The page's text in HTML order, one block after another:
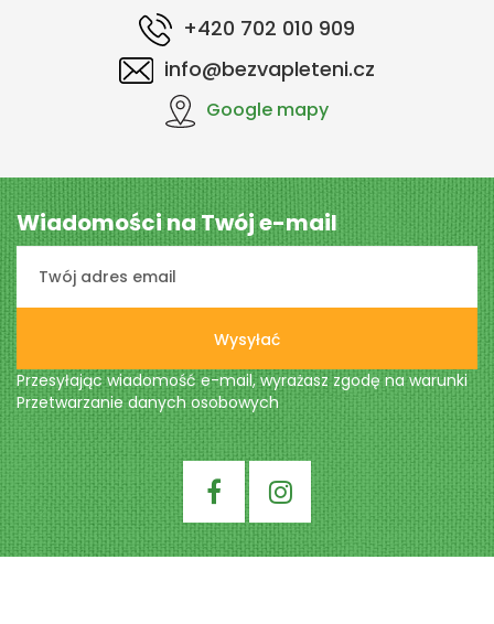
+420 702 010 909
info@bezvapleteni.cz
Google mapy
Wiadomości na Twój e-mail
Wysyłać
Przesyłając wiadomość e-mail, wyrażasz zgodę na warunki
Przetwarzanie danych osobowych